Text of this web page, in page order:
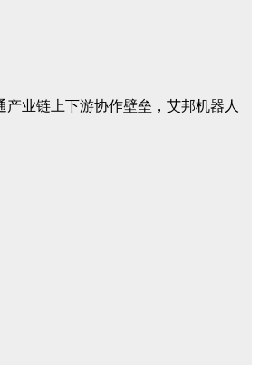
产业链上下游协作壁垒，艾邦机器人